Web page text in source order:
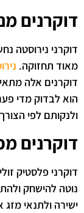
דוקרנים
דוקרני נירוסטה
מאוד תחזוקה.
דוקרנים אלה
הוא לבדוק מדי
ולנקותם לפי
דוקרנים
דוקרני פלסטיק
נוטה להישחק
ישירה ולתנאי מזג